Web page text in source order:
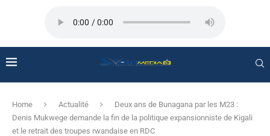
Home Actualité
Deux ans de Bunagana par les M23 :
Denis Mukwege demande la fin de la politique expansionniste de Kigali
et le retrait des troupes rwandaise en RDC